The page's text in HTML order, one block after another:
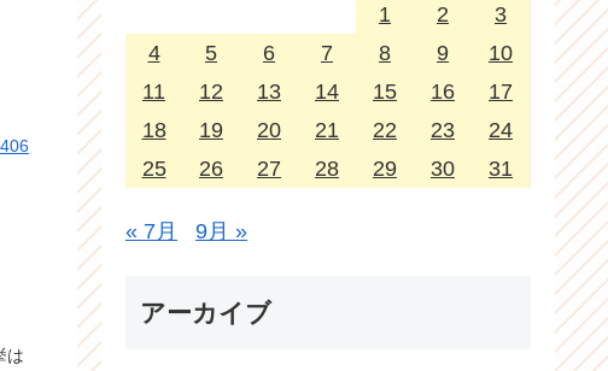
は
1 2
3
4
5 6 7 8 9
10
11
12 13 14 15 16
17
18
19 20 21 22 23
24
25
26 27 28 29 30 31
« 7月 9月 »
アーカイブ